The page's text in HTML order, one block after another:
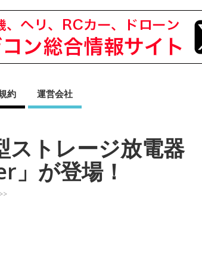
約 運営会社
ストレージ放電器
」が登場！